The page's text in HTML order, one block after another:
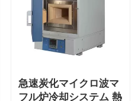
急速炭化マイクロ波マ
フル炉冷却システム 熱